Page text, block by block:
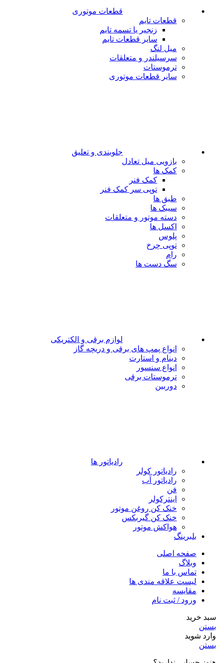
قطعات موتوری
قطعات تایم
زنجیر یا تسمه تایم
سایر قطعات تایم
میل لنگ
سرسیلندر و متعلقات
ترموستات
سایر قطعات موتوری
جلوبندی و تعلیق
بازویی میل تعادل
کمک ها
کمک فنر
توپی سر کمک فنر
طبق ها
سیبک ها
دسته موتور و متعلقات
اکسل ها
پلوس
توپی چرخ
رام
سگ دست ها
لوازم برقی و الکتریکی
انواع پمپ های برقی و دریچه گاز
دینام و استارت
انواع سنسور
ترموستات برقی
دوربین
رادیاتور ها
رادیاتور کولر
رادیاتور آب
فن
اینترکولر
خنک کن روغن موتور
خنک کن گیربکس
هواکش موتور
بلبرینگ
صفحه اصلی
وبلاگ
تماس با ما
لیست علاقه مندی ها
مقایسه
ورود / ثبت نام
سبد خرید
بستن
وارد شوید
بستن